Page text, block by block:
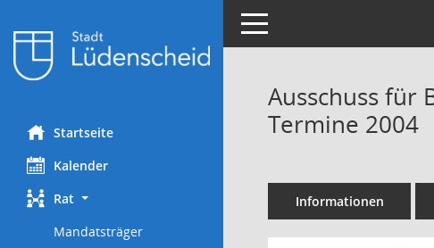
Startseite
Kalender
Rat
Mandatsträger
Toggle navigation
Ausschuss für
Termine 2004
Informationen